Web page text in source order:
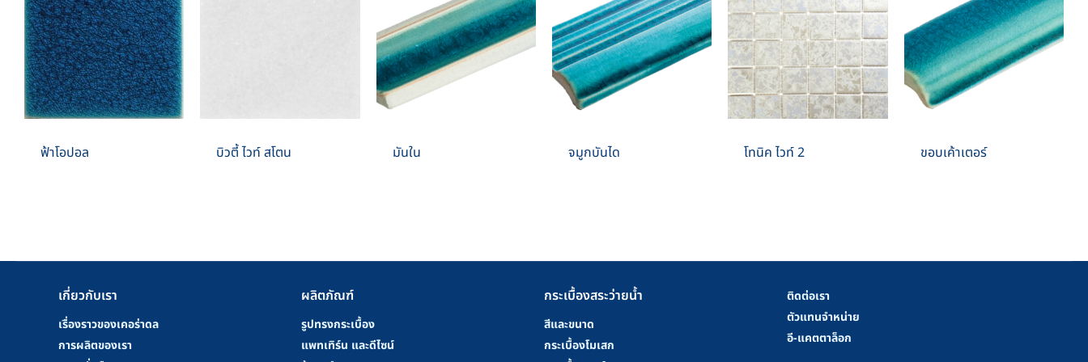
ฟ้าโอปอล บิวตี้ ไวท์ สโตน มันใน จมูกบันได โทนิค ไวท์ 2 ขอบเค้าเตอร์
เกี่ยวกับเรา
เรื่องราวของเคอร่าดล
การผลิตของเรา
ผลิตภัณฑ์
รูปทรงกระเบื้อง
แพทเทิร์น และดีไซน์
กระเบื้องสระว่ายน้ำ
สีและขนาด
กระเบื้องโมเสก
ติดต่อเรา
ตัวแทนจำหน่าย
อี-แคตตาล็อก